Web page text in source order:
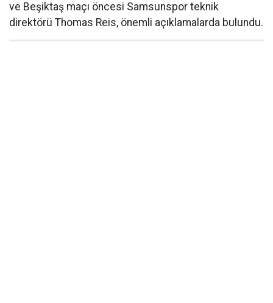
ve Beşiktaş maçı öncesi Samsunspor teknik
direktörü Thomas Reis, önemli açıklamalarda bulundu.